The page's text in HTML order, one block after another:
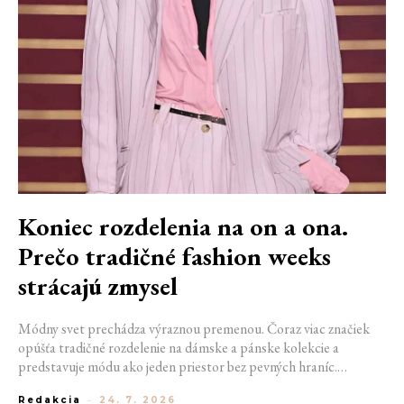
Koniec rozdelenia na on a ona.
Prečo tradičné fashion weeks
strácajú zmysel
Módny svet prechádza výraznou premenou. Čoraz viac značiek
opúšťa tradičné rozdelenie na dámske a pánske kolekcie a
predstavuje módu ako jeden priestor bez pevných hraníc.
Redakcia - 24. 7. 2026